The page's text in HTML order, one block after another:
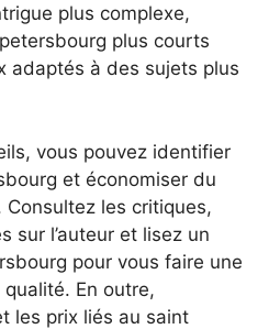
plus complexe,
plus courts
adaptés à des sujets plus
vous pouvez identifier
et économiser du
Consultez les critiques,
sur l’auteur et lisez un
pour vous faire une
En outre,
les prix liés au saint